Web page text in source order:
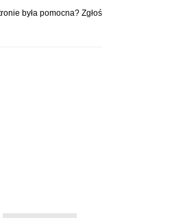
była pomocna? Zgłoś